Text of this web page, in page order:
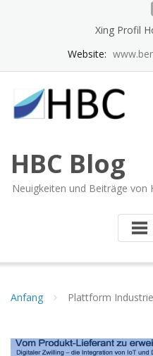
Xing Profil
Website:
HBC Blog
Neuigkeiten und Beiträge
Anfang Plattform